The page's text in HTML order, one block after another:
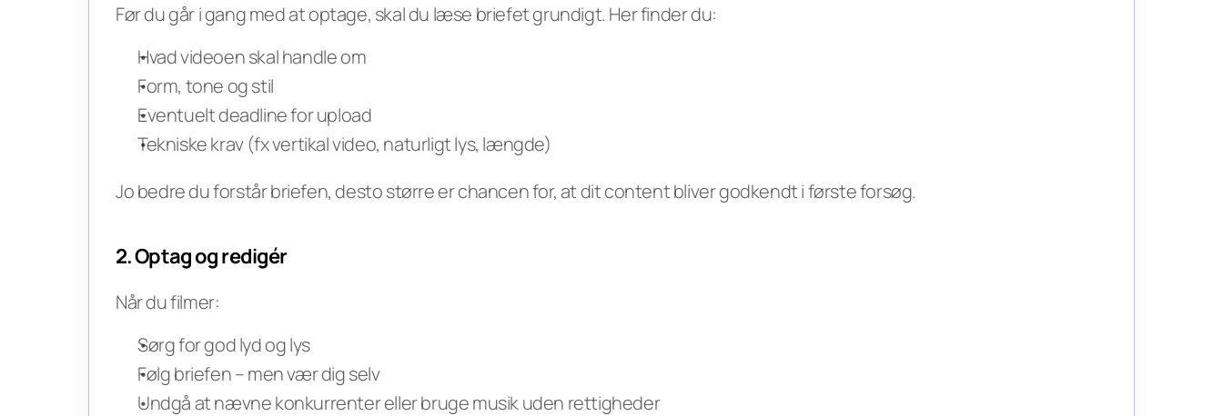
Events
Før du går i gang med at optage, skal du læse briefet grundigt. Her finder du:
Hvad videoen skal handle om
Form, tone og stil
Eventuelt deadline for upload
Tekniske krav (fx vertikal video, naturligt lys, længde)
Jo bedre du forstår briefen, desto større er chancen for, at dit content bliver godkendt i første forsøg.
2. Optag og redigér
Når du filmer:
Sørg for god lyd og lys
Følg briefen – men vær dig selv
Undgå at nævne konkurrenter eller bruge musik uden rettigheder